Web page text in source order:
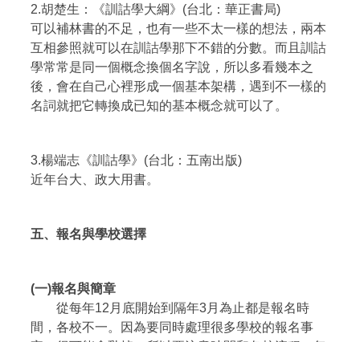
2.胡楚生：《訓詁學大綱》(台北：華正書局)
可以補林書的不足，也有一些不太一樣的想法，兩本
互相參照就可以在訓詁學那下不錯的分數。而且訓詁
學常常是同一個概念換個名字說，所以多看幾本之
後，會在自己心裡形成一個基本架構，遇到不一樣的
名詞就把它轉換成已知的基本概念就可以了。
3.楊端志《訓詁學》(台北：五南出版)
近年台大、政大用書。
五、報名與學校選擇
(一)報名與簡章
從每年12月底開始到隔年3月為止都是報名時
間，各校不一。因為要同時處理很多學校的報名事